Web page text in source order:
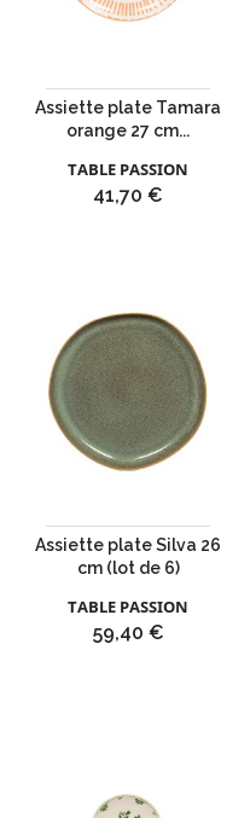
Assiette plate Tamara
orange 27 cm...
TABLE PASSION
Prix
41,70 €
Assiette plate Silva 26
cm (lot de 6)
TABLE PASSION
Prix
59,40 €